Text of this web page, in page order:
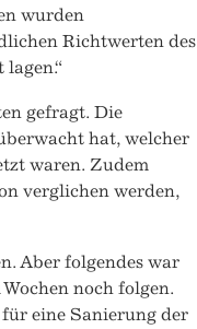
wurden
Richtwerten des
gefragt. Die
hat, welcher
waren. Zudem
verglichen werden,
Aber folgendes war
noch folgen.
eine Sanierung der